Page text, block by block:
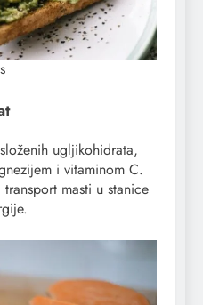
ugljikohidrata,
i vitaminom C.
masti u stanice